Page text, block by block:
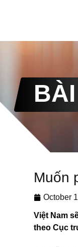
Muốn
October
Việt Nam
theo Cục